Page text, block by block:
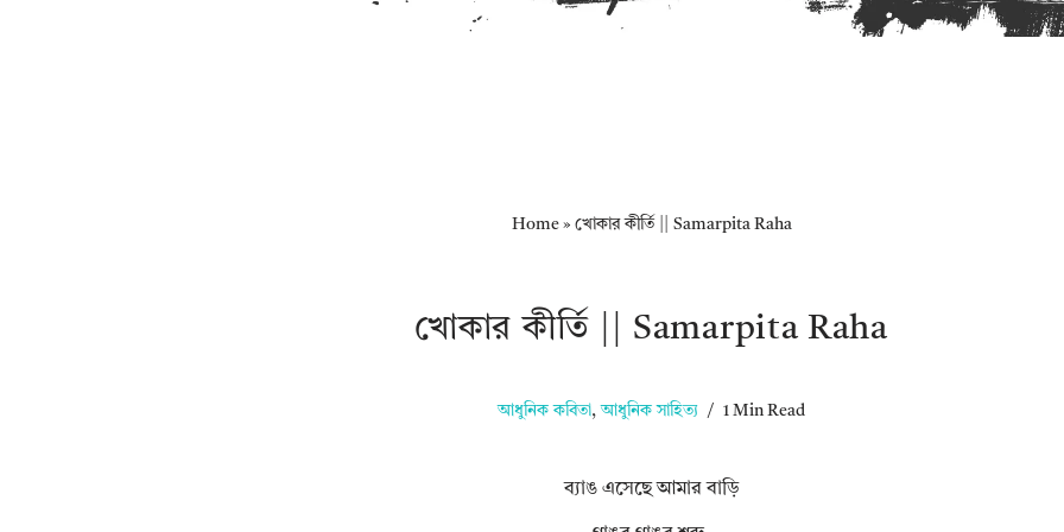
Home» খোকার কীর্তি || Samarpita Raha
খোকার কীর্তি || Samarpita Raha
আধুনিক কবিতা,আধুনিক সাহিত্য 1 Min Read
ব্যাঙ এসেছে আমার বাড়ি